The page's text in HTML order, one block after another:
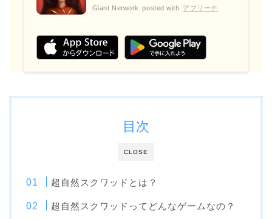
Giant Network posted with アプリーチ
CLOSE
目次
超自然スクワッドとは？
超自然スクワッドってどんなゲームなの？